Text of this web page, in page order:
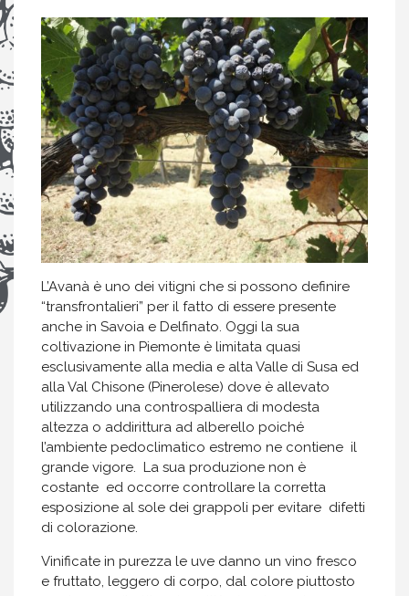
L’Avanà è uno dei vitigni che si possono definire
“transfrontalieri” per il fatto di essere presente
anche in Savoia e Delfinato. Oggi la sua
coltivazione in Piemonte è limitata quasi
esclusivamente alla media e alta Valle di Susa ed
alla Val Chisone (Pinerolese) dove è allevato
utilizzando una controspalliera di modesta
altezza o addirittura ad alberello poiché
l’ambiente pedoclimatico estremo ne contiene il
grande vigore. La sua produzione non è
costante ed occorre controllare la corretta
esposizione al sole dei grappoli per evitare difetti
di colorazione.
Vinificate in purezza le uve danno un vino fresco
e fruttato, leggero di corpo, dal colore piuttosto